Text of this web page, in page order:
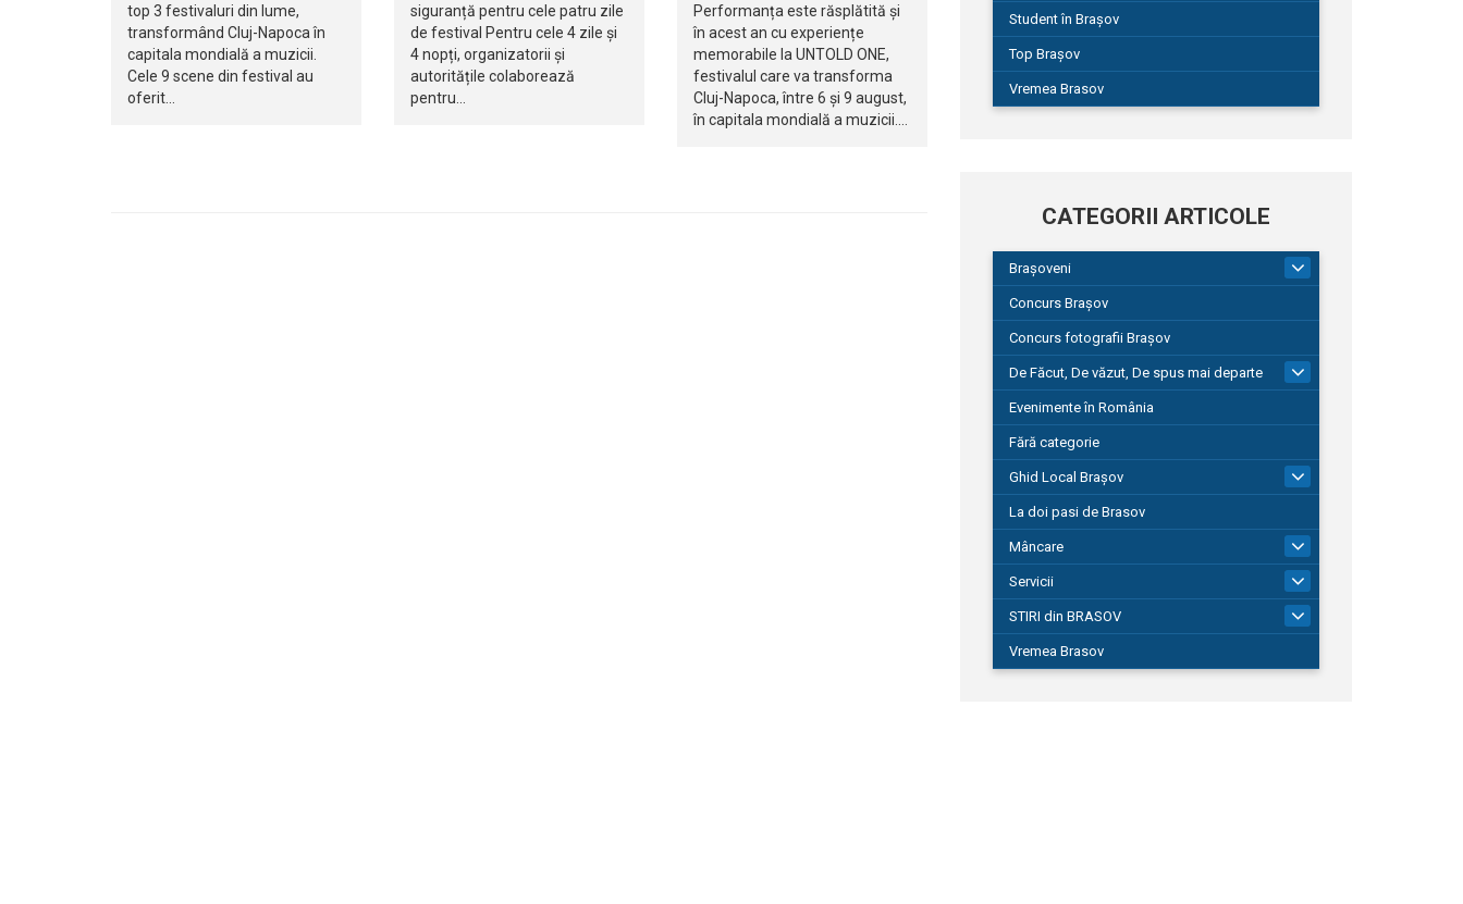
top 3 festivaluri din lume,
transformând Cluj-Napoca în
capitala mondială a muzicii.
Cele 9 scene din festival au
oferit…
siguranță pentru cele patru zile
de festival Pentru cele 4 zile și
4 nopți, organizatorii și
autoritățile colaborează
pentru…
Performanța este răsplătită și
în acest an cu experiențe
memorabile la UNTOLD ONE,
festivalul care va transforma
Cluj-Napoca, între 6 și 9 august,
în capitala mondială a muzicii.…
Student în Brașov
Top Brașov
Vremea Brasov
CATEGORII ARTICOLE
Brașoveni
Concurs Brașov
Concurs fotografii Brașov
De Făcut, De văzut, De spus mai departe
149
Evenimente în România
Fără categorie
Ghid Local Brașov
La doi pasi de Brasov
Mâncare
Servicii
STIRI din BRASOV
195
Vremea Brasov